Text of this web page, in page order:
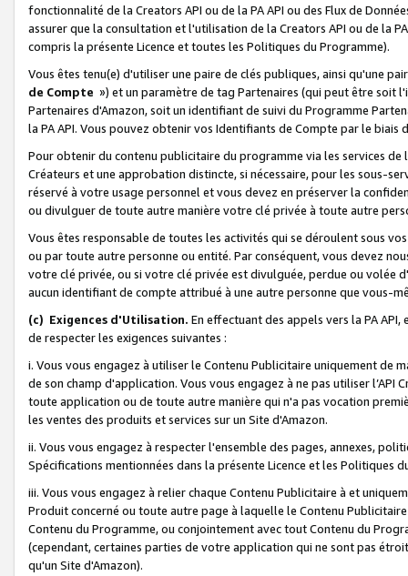
fonctionnalité de la Creators API ou de la PA API ou des Flux de
assurer que la consultation et l'utilisation de la Creators API ou de la
compris la présente Licence et toutes les Politiques du Programme).
Vous êtes tenu(e) d'utiliser une paire de clés publiques, ainsi qu'une
de Compte ») et un paramètre de tag Partenaires (qui peut être soit
Partenaires d'Amazon, soit un identifiant de suivi du Programme
la PA API. Vous pouvez obtenir vos Identifiants de Compte par le biais
Pour obtenir du contenu publicitaire du programme via les services
Créateurs et une approbation distincte, si nécessaire, pour les sous-
réservé à votre usage personnel et vous devez en préserver la
ou divulguer de toute autre manière votre clé privée à toute autre
Vous êtes responsable de toutes les activités qui se déroulent sous
ou par toute autre personne ou entité. Par conséquent, vous devez
votre clé privée, ou si votre clé privée est divulguée, perdue ou volée
aucun identifiant de compte attribué à une autre personne que vous-
(c) Exigences d'Utilisation. En effectuant des appels vers la PA
de respecter les exigences suivantes :
i. Vous vous engagez à utiliser le Contenu Publicitaire uniquement de
de son champ d'application. Vous vous engagez à ne pas utiliser l’API
toute application ou de toute autre manière qui n'a pas vocation
les ventes des produits et services sur un Site d'Amazon.
ii. Vous vous engagez à respecter l'ensemble des pages, annexes,
Spécifications mentionnées dans la présente Licence et les Politiques
iii. Vous vous engagez à relier chaque Contenu Publicitaire à et
Produit concerné ou toute autre page à laquelle le Contenu
Contenu du Programme, ou conjointement avec tout Contenu du
(cependant, certaines parties de votre application qui ne sont pas
qu'un Site d'Amazon).